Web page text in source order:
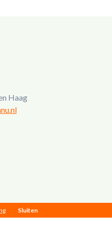
Haag
Sluiten